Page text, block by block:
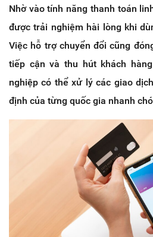
Nhờ vào tính năng thanh toán
được trải nghiệm hài lòng khi
Việc hỗ trợ chuyển đổi cũng
tiếp cận và thu hút khách
nghiệp có thể xử lý các giao
định của từng quốc gia nhanh